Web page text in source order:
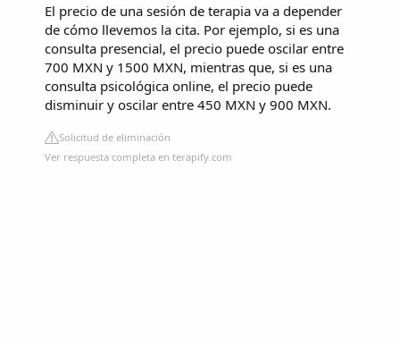
El precio de una sesión de terapia va a depender
de cómo llevemos la cita. Por ejemplo, si es una
consulta presencial, el precio puede oscilar entre
700 MXN y 1500 MXN, mientras que, si es una
consulta psicológica online, el precio puede
disminuir y oscilar entre 450 MXN y 900 MXN.
Solicitud de eliminación
Ver respuesta completa en terapify.com